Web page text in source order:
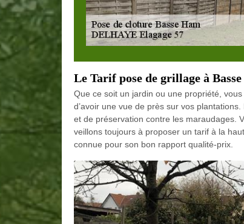
Le Tarif pose de grillage à
Que ce soit un jardin ou une propriété,
d’avoir une vue de près sur vos
et de préservation contre les maraudages.
veillons toujours à proposer un tarif à la
connue pour son bon rapport qualité-prix.